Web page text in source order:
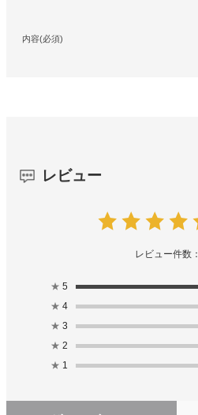
内容(必須)
レビュー
レビュー件数：
★ 5
★ 4
★ 3
★ 2
★ 1